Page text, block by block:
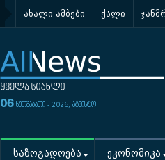
ახალი ამბები ქალი
06 ხუთშაბათი - 2026, აგვისტო
საზოგადოება ეკონომიკა